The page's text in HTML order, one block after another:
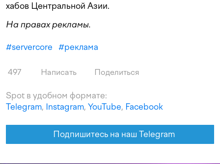
хабов Центральной Азии.
На правах рекламы.
#servercore #реклама
497 Написать Поделиться
Spot в удобном формате:
Telegram, Instagram, YouTube, Facebook
Подпишитесь на наш Telegram